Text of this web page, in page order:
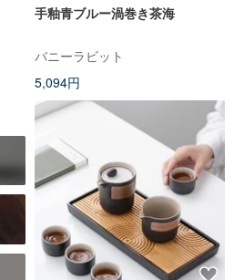
手釉青ブルー渦巻き茶海
バニーラビット
5,094円